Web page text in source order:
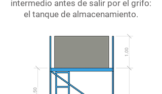
intermedio antes de salir por el grifo:
el tanque de almacenamiento.